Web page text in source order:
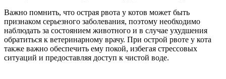
Важно помнить, что острая рвота у котов может быть
признаком серьезного заболевания, поэтому необходимо
наблюдать за состоянием животного и в случае ухудшения
обратиться к ветеринарному врачу. При острой рвоте у кота
также важно обеспечить ему покой, избегая стрессовых
ситуаций и предоставляя доступ к чистой воде.